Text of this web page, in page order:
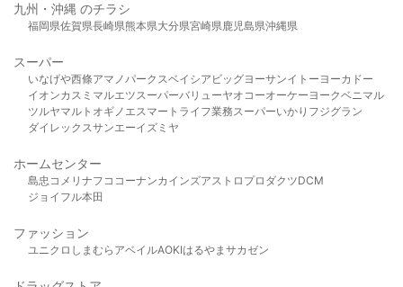
九州・沖縄 のチラシ
福岡県佐賀県長崎県熊本県大分県宮崎県鹿児島県沖縄県
スーパー
いなげや西條アマノパークスベイシア ビッグヨーサンイトーヨーカドー
イオンカスミ マルエツスーパーバリューヤオコーオーケー ヨークベニマル
ツルヤマルト オギノ エスマート ライフ業務スーパーいかり フジグラン
ダイレックスサンエーイズミヤ
ホームセンター
島忠 コメリ ナフコ コーナンカインズアストロプロダクツDCM
ジョイフル本田
ファッション
ユニクロ しまむら アベイルAOKIはるやま サカゼン